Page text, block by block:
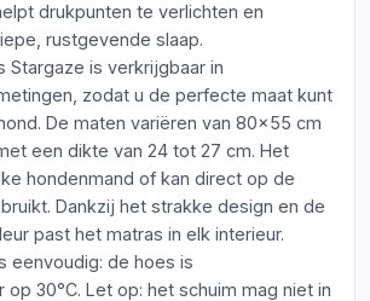
drukpunten te verlichten en
rustgevende slaap.
Stargaze is verkrijgbaar in
zodat u de perfecte maat kunt
De maten variëren van 80x55 cm
een dikte van 24 tot 27 cm. Het
hondenmand of kan direct op de
Dankzij het strakke design en de
past het matras in elk interieur.
eenvoudig: de hoes is
op 30°C. Let op: het schuim mag niet in